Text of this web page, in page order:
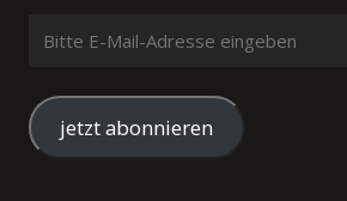
Mail-
Adresse
eingeben
jetzt abonnieren